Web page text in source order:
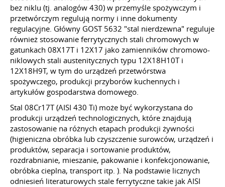
bez niklu (tj. analogów 430) w przemyśle spożywczym i
przetwórczym regulują normy i inne dokumenty
regulacyjne. Główny GOST 5632 "stal nierdzewna" reguluje
również stosowanie ferrytycznych stali chromowych w
gatunkach 08X17T i 12X17 jako zamienników chromowo-
niklowych stali austenitycznych typu 12X18H10T i
12X18H9T, w tym do urządzeń przetwórstwa
spożywczego, produkcji przyborów kuchennych i
artykułów gospodarstwa domowego.
Stal 08Cr17T (AISI 430 Ti) może być wykorzystana do
produkcji urządzeń technologicznych, które znajdują
zastosowanie na różnych etapach produkcji żywności
(higieniczna obróbka lub czyszczenie surowców, urządzeń i
produktów, separacja i sortowanie produktów,
rozdrabnianie, mieszanie, pakowanie i konfekcjonowanie,
obróbka cieplna, transport itp. ). Na podstawie licznych
odniesień literaturowych stale ferrytyczne takie jak AISI